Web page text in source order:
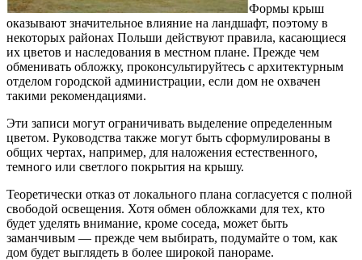
Формы крыш
оказывают значительное влияние на ландшафт, поэтому в
некоторых районах Польши действуют правила, касающиеся
их цветов и наследования в местном плане. Прежде чем
обменивать обложку, проконсультируйтесь с архитектурным
отделом городской администрации, если дом не охвачен
такими рекомендациями.
Эти записи могут ограничивать выделение определенным
цветом. Руководства также могут быть сформулированы в
общих чертах, например, для наложения естественного,
темного или светлого покрытия на крышу.
Теоретически отказ от локального плана согласуется с полной
свободой освещения. Хотя обмен обложками для тех, кто
будет уделять внимание, кроме соседа, может быть
заманчивым — прежде чем выбирать, подумайте о том, как
дом будет выглядеть в более широкой панораме.